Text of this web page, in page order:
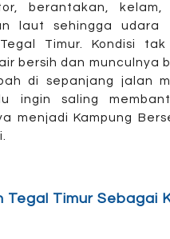
berantakan,
laut sehingga udara
Timur. Kondisi
bersih dan
di sepanjang jalan
ingin saling
menjadi Kampung
Tegal Timur Sebagai